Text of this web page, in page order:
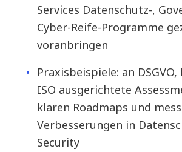
Services Datenschutz-,
Cyber-Reife-Programme
voranbringen
Praxisbeispiele: an
ISO ausgerichtete
klaren Roadmaps und
Verbesserungen in
Security